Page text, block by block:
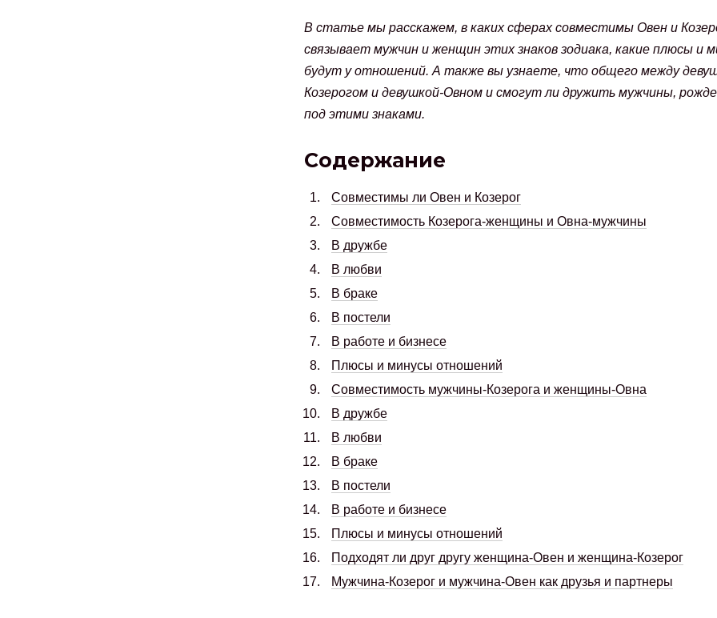
В статье мы расскажем, в каких сферах совместимы Овен и
связывает мужчин и женщин этих знаков зодиака, какие плюсы и
будут у отношений. А также вы узнаете, что общего между
Козерогом и девушкой-Овном и смогут ли дружить мужчины,
под этими знаками.
Содержание
Совместимы ли Овен и Козерог
Совместимость Козерога-женщины и Овна-мужчины
В дружбе
В любви
В браке
В постели
В работе и бизнесе
Плюсы и минусы отношений
Совместимость мужчины-Козерога и женщины-Овна
В дружбе
В любви
В браке
В постели
В работе и бизнесе
Плюсы и минусы отношений
Подходят ли друг другу женщина-Овен и женщина-Козерог
Мужчина-Козерог и мужчина-Овен как друзья и партнеры